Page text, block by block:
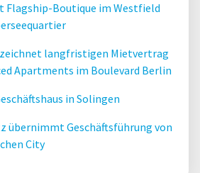
Flagship-Boutique im Westfield
langfristigen Mietvertrag
Apartments im Boulevard Berlin
in Solingen
übernimmt Geschäftsführung von
City